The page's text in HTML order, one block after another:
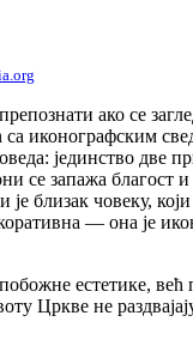
ако се
са иконографским
јединство две
се запажа благост
близак човеку,
— она је
естетике, већ
Цркве не